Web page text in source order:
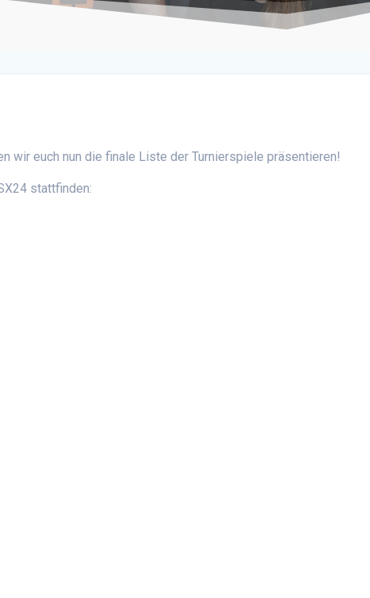
wir euch nun die finale Liste der Turnierspiele präsentieren!
stattfinden: